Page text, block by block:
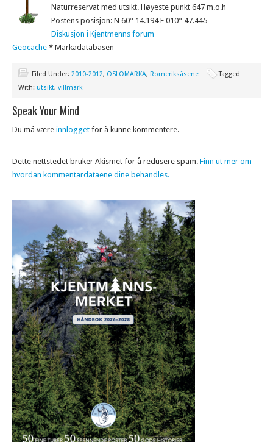
Naturreservat med utsikt. Høyeste punkt 647 m.o.h
Postens posisjon: N 60° 14.194 E 010° 47.445
Diskusjon i Kjentmenns forum
Geocache * Markadatabasen
Filed Under: 2010-2012, OSLOMARKA, Romeriksåsene
Tagged
With: utsikt, villmark
Speak Your Mind
Du må være innlogget for å kunne kommentere.
Dette nettstedet bruker Akismet for å redusere spam. Finn ut mer om
hvordan kommentardataene dine behandles.